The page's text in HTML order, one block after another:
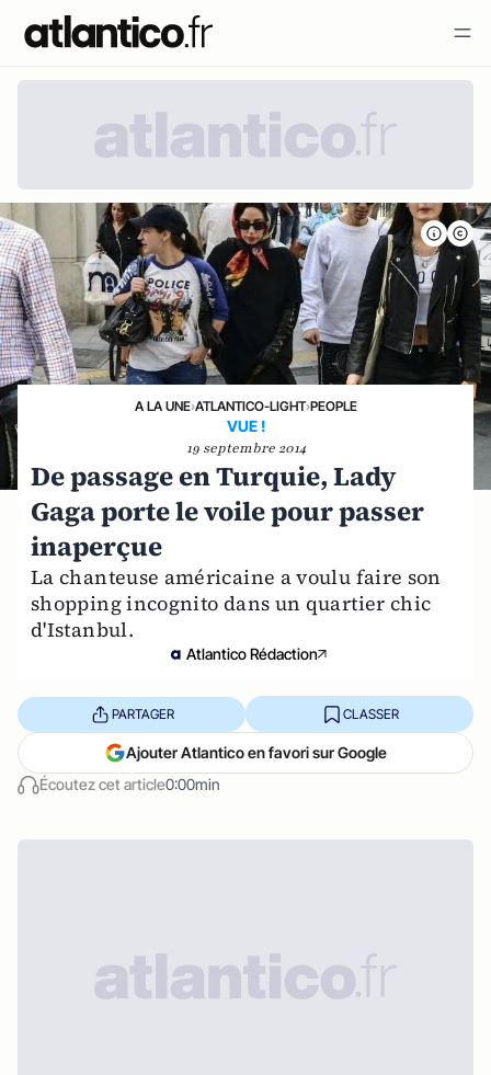
A LA UNE›ATLANTICO-LIGHT›PEOPLE
VUE !
19 septembre 2014
De passage en Turquie, Lady
Gaga porte le voile pour passer
inaperçue
La chanteuse américaine a voulu faire son
shopping incognito dans un quartier chic
d'Istanbul.
Atlantico Rédaction
Écoutez cet article0:00min
PARTAGER CLASSER
Ajouter Atlantico en favori sur Google